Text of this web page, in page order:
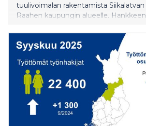
tuulivoimalan rakentamista Siikalatvan
Raahen kaupungin alueelle. Hankkeen
käynnistymisestä järjestetään
Pulkkilassa Siikalatvan kunnantalolla
3.11.2025 klo 17.00. Tilaisuudessa
hankkeen kaavoitusta. Kahvitarjoilu
kaikki asiasta kiinnostuneet ovat
Hankealue sijaitsee noin 20 kilometrin
Siikalatvan keskustaajamasta
kilometriä Raahen keskustasta
koostuu aurinkovoima-alueesta ja